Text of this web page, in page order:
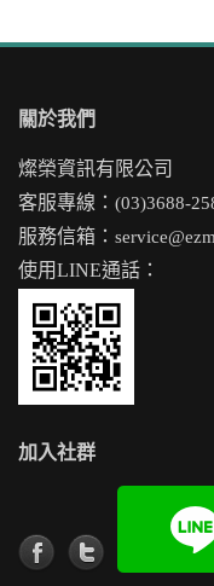
關於我們
燦榮資訊有限公司
客服專線： (03)3688-
服務信箱：
使用LINE通話：
加入社群